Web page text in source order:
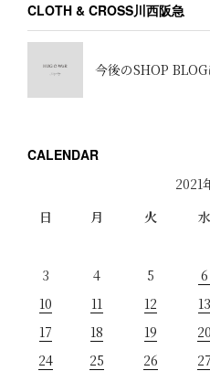
CLOTH & CROSS川西阪急
今後のSHOP
CALENDAR
2021
日
月 火 水
3
4 5 6
10
11 12 13
17
18 19 20
24
25 26 27